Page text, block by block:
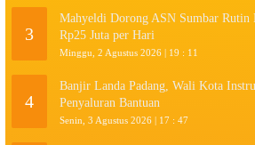
3
Mahyeldi Dorong ASN Sumbar Rutin
Rp25 Juta per Hari
Minggu, 2 Agustus 2026 | 19 : 11
4
Banjir Landa Padang, Wali Kota
Penyaluran Bantuan
Senin, 3 Agustus 2026 | 17 : 47